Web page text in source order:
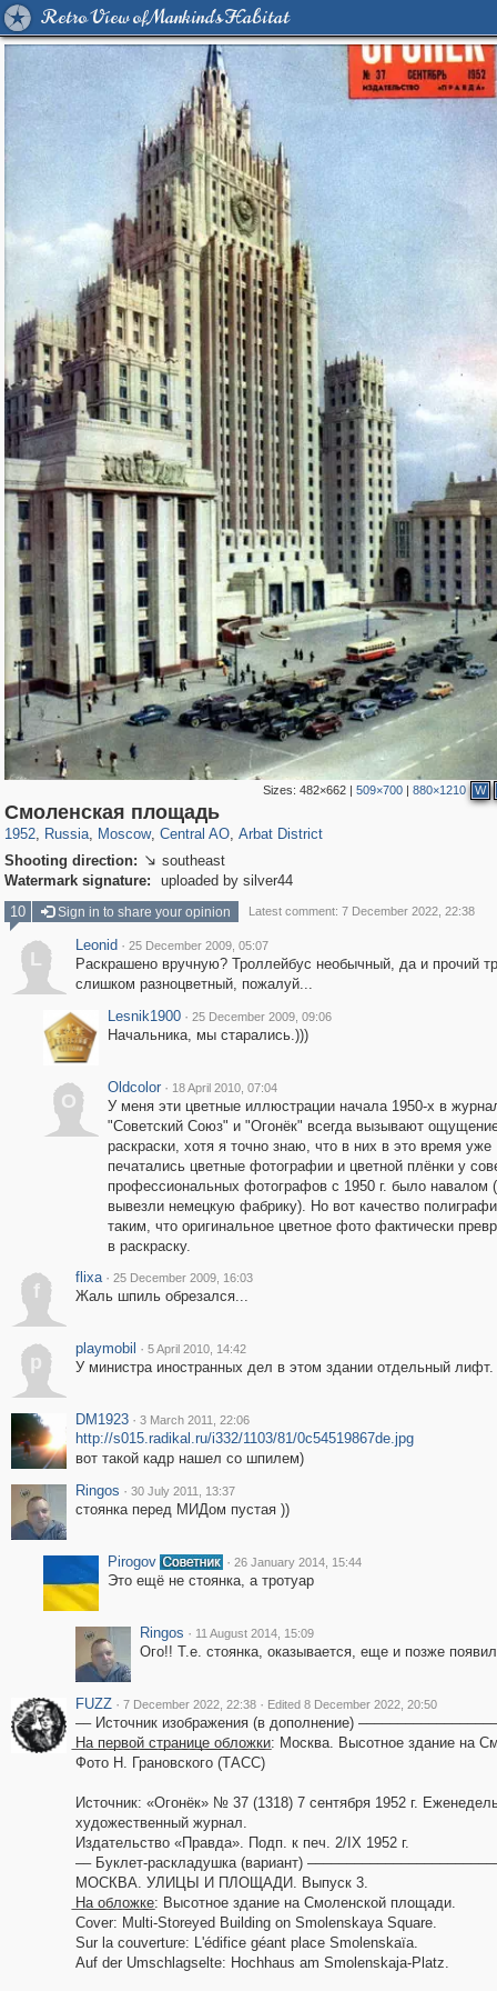
Retro View of Mankind's Habitat
Sizes:482×662 |509×700 |880×1210 W
Смоленская площадь
1952, Russia
1,406,450 29,243
, Moscow
319,780 8,286
, Central AO
159,978 5,916
, Arbat District
13,485
Shooting direction:  southeast
Watermark signature:
uploaded by silver44
10
Sign in to share your opinion Latest comment: 7 December 2022, 22:38
L
Leonid · 25 December 2009, 05:07
Раскрашено вручную? Троллейбус необычный, да и прочий
слишком разноцветный, пожалуй...
Lesnik1900 · 25 December 2009, 09:06
Начальника, мы старались.)))
O
Oldcolor · 18 April 2010, 07:04
У меня эти цветные иллюстрации начала 1950-х в
"Советский Союз" и "Огонёк" всегда вызывают
раскраски, хотя я точно знаю, что в них в это время уже
печатались цветные фотографии и цветной плёнки у
профессиональных фотографов с 1950 г. было
вывезли немецкую фабрику). Но вот качество
таким, что оригинальное цветное фото фактически
в раскраску.
f
flixa · 25 December 2009, 16:03
Жаль шпиль обрезался...
p
playmobil · 5 April 2010, 14:42
У министра иностранных дел в этом здании отдельный лифт.
DM1923 · 3 March 2011, 22:06
http://s015.radikal.ru/i332/1103/81/0c54519867de.jpg
вот такой кадр нашел со шпилем)
Ringos · 30 July 2011, 13:37
стоянка перед МИДом пустая ))
Pirogov · 26 January 2014, 15:44
Это ещё не стоянка, а тротуар
Ringos · 11 August 2014, 15:09
Ого!! Т.е. стоянка, оказывается, еще и позже
FUZZ · 7 December 2022, 22:38 · Edited 8 December 2022, 20:50
–– Источник изображения (в дополнение)
͟Н͟а͟ ͟п͟е͟р͟в͟о͟й͟ ͟с͟т͟р͟а͟н͟и͟ц͟е͟ ͟о͟б͟л͟о͟ж͟к͟и: Москва. Высотное здание на
Фото Н. Грановского (ТАСС)
Источник: «Огонёк» № 37 (1318) 7 сентября 1952 г.
художественный журнал.
Издательство «Правда». Подп. к печ. 2/IX 1952 г.
–– Буклет-раскладушка (вариант)
МОСКВА. УЛИЦЫ И ПЛОЩАДИ. Выпуск 3.
͟Н͟а͟ ͟о͟б͟л͟о͟ж͟к͟е: Высотное здание на Смоленской площади.
Cover: Multi-Storeyed Building on Smolenskaya Square.
Sur la couverture: L'édifice géant place Smolenskaïa.
Auf der Umschlagselte: Hochhaus am Smolenskaja-Platz.